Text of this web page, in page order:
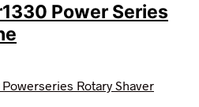
er:
699,95 kr..
Power Series